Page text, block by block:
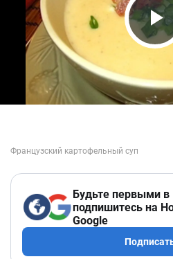
Будьте первыми в
подпишитесь на
Google